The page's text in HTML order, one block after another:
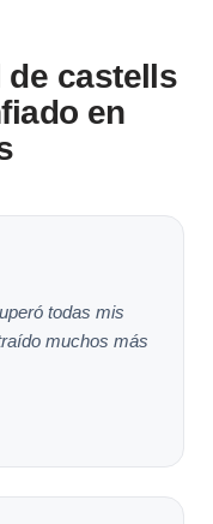
de castells
en
todas mis
muchos más